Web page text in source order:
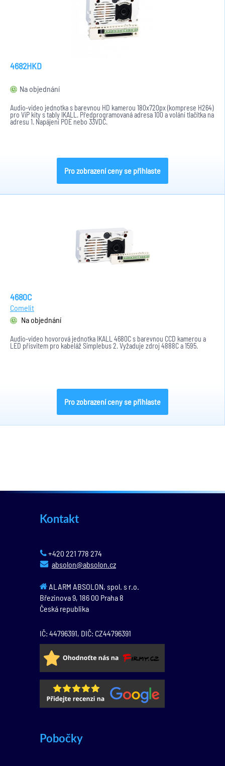
4682HKD
Na objednání
Audio-video jednotka s barevnou HD kamerou 180x720px (komprese H264)
pro ViP kity s tably IKALL. Předprogramovaná adresa 100 a volání tlačítka na
adresu 1. Napájení POE nebo 33VDC.
Pro zobrazení ceny se přihlaste
4680C
Comelit
Na objednání
Audio-video hovorová jednotka IKALL 4680C s barevnou CCD kamerou a
LED přísvitem pro kabeláž Simplebus 2. Vyžaduje zdroj 4888C a 1595.
Pro zobrazení ceny se přihlaste
Kontakt
+420 221 778 274
absolon@absolon.cz
ALARM ABSOLON, spol. s r.o.
Březinova 9, 186 00 Praha 8
Česká republika
IČ: 44796391, DIČ: CZ44796391
Pobočky